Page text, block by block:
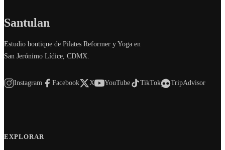
Santulan
Estudio boutique de Pilates Reformer y Yoga en
San Jerónimo Lídice, CDMX.
Instagram Facebook X YouTube TikTok TripAdvisor
EXPLORAR